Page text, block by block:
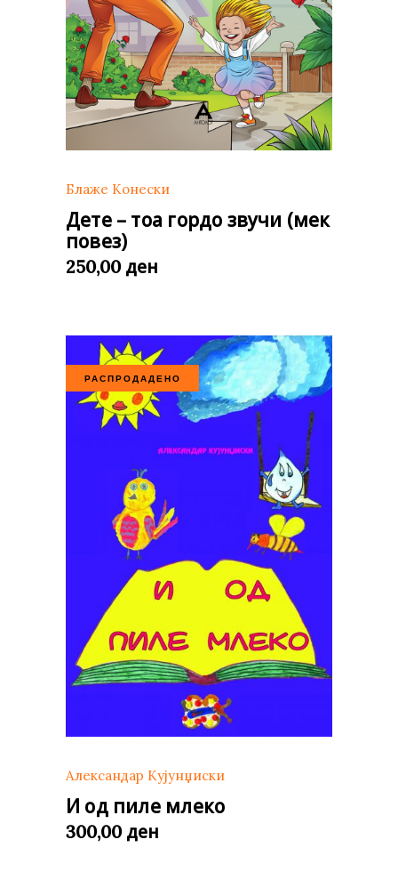
Блаже Конески
Дете – тоа гордо звучи (мек
повез)
250,00 ден
РАСПРОДАДЕНО
Александар Кујунџиски
И од пиле млеко
300,00 ден